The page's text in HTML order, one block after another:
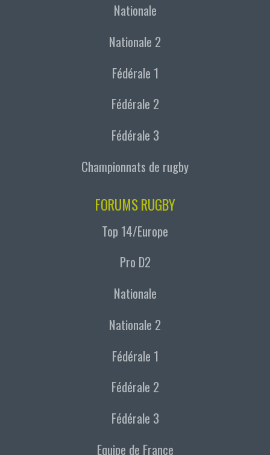
Nationale
Nationale 2
Fédérale 1
Fédérale 2
Fédérale 3
Championnats de rugby
FORUMS RUGBY
Top 14/Europe
Pro D2
Nationale
Nationale 2
Fédérale 1
Fédérale 2
Fédérale 3
Equipe de France